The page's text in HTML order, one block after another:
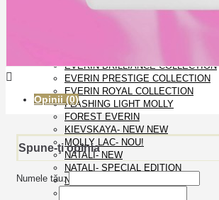
OJA SEMIPERMANENTA
EVERIN BRILLIANCE COLLECTION
EVERIN PRESTIGE COLLECTION
EVERIN ROYAL COLLECTION
FLASHING LIGHT MOLLY
FOREST EVERIN
KIEVSKAYA- NEW NEW
MOLLY LAC- NOU!
NATALI- NEW
NATALI- SPECIAL EDITION
NEON EVERIN
Opinii (0)
Spune-ţi opinia
Numele tău: